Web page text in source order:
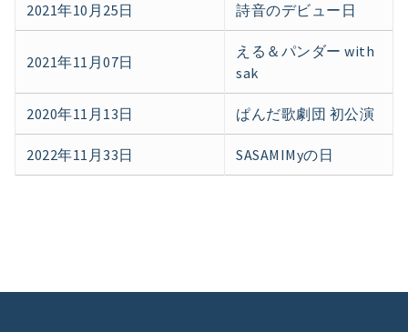
2021年10月25日 詩音のデビュー日
2021年11月07日
える＆パンダー with
sak
2020年11月13日 ぱんだ歌劇団 初公演
2022年11月33日 SASAMIMyの日